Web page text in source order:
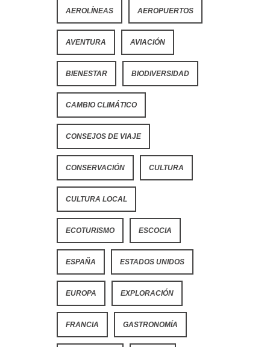
AEROLÍNEAS AEROPUERTOS
AVENTURA AVIACIÓN
BIENESTAR BIODIVERSIDAD
CAMBIO CLIMÁTICO
CONSEJOS DE VIAJE
CONSERVACIÓN CULTURA
CULTURA LOCAL
ECOTURISMO ESCOCIA
ESPAÑA ESTADOS UNIDOS
EUROPA EXPLORACIÓN
FRANCIA GASTRONOMÍA